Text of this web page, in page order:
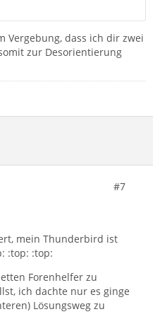
Vergebung, dass ich dir zwei
zur Desorientierung
#7
mein Thunderbird ist
:top: :top:
Forenhelfer zu
ich dachte nur es ginge
Lösungsweg zu